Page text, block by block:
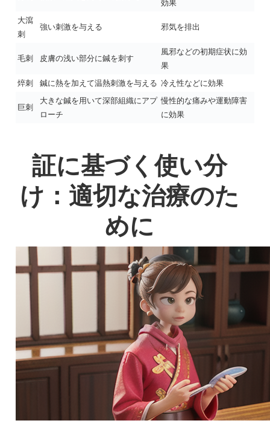
効果
大瀉
刺
強い刺激を与える 邪気を排出
毛刺 皮膚の浅い部分に鍼を刺す
風邪などの初期症状に効
果
焠刺
鍼に熱を加えて温熱刺激を与える 冷え性などに効果
巨刺
大きな鍼を用いて深部組織にアプ
ローチ
慢性的な痛みや運動障害
に効果
証に基づく使い分
け：適切な治療のた
めに